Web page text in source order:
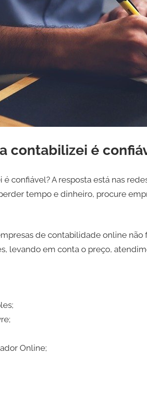
contabilizei é
é confiável? A resposta está nas
tempo e dinheiro, procure
de contabilidade online
levando em conta o preço,
Online;